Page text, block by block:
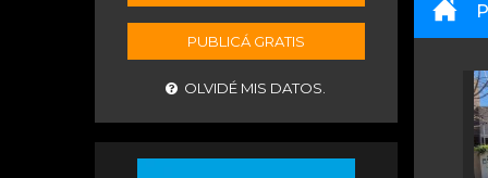
PUBLICÁ GRATIS
OLVIDÉ MIS DATOS.